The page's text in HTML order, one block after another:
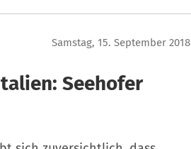
Samstag, 15. September 2018
Seehofer